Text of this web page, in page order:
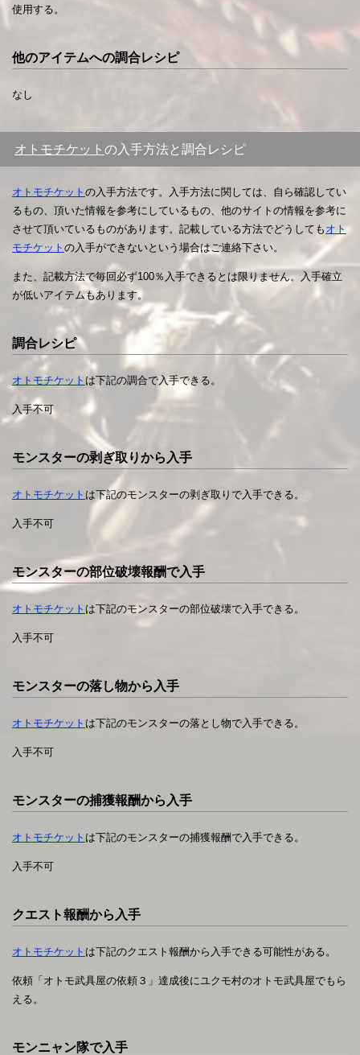
使用する。
他のアイテムへの調合レシピ
なし
オトモチケット の入手方法と調合レシピ
オトモチケット の入手方法です。入手方法に関しては、自ら確認してい
るもの、頂いた情報を参考にしているもの、他のサイトの情報を参考に
させて頂いているものがあります。記載している方法でどうしても オト
モチケット の入手ができないという場合はご連絡下さい。
また、記載方法で毎回必ず100％入手できるとは限りません。入手確立
が低いアイテムもあります。
調合レシピ
オトモチケット は下記の調合で入手できる。
入手不可
モンスターの剥ぎ取りから入手
オトモチケット は下記のモンスターの剥ぎ取りで入手できる。
入手不可
モンスターの部位破壊報酬で入手
オトモチケット は下記のモンスターの部位破壊で入手できる。
入手不可
モンスターの落し物から入手
オトモチケット は下記のモンスターの落とし物で入手できる。
入手不可
モンスターの捕獲報酬から入手
オトモチケット は下記のモンスターの捕獲報酬で入手できる。
入手不可
クエスト報酬から入手
オトモチケット は下記のクエスト報酬から入手できる可能性がある。
依頼「オトモ武具屋の依頼３」達成後にユクモ村のオトモ武具屋でもら
える。
モンニャン隊で入手